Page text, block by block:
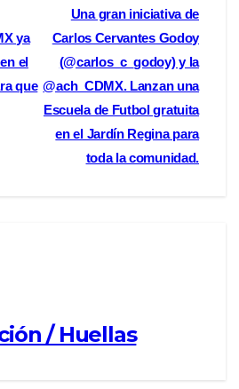
Una gran iniciativa de
Carlos Cervantes Godoy
(@carlos_c_godoy) y la
@ach_CDMX. Lanzan una
Escuela de Futbol gratuita
en el Jardín Regina para
toda la comunidad.
ya
el
que
/ Huellas